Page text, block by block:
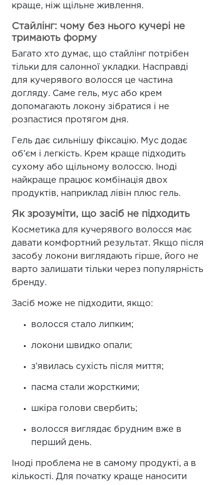
краще, ніж щільне живлення.
Стайлінг: чому без нього кучері не
тримають форму
Багато хто думає, що стайлінг потрібен
тільки для салонної укладки. Насправді
для кучерявого волосся це частина
догляду. Саме гель, мус або крем
допомагають локону зібратися і не
розпастися протягом дня.
Гель дає сильнішу фіксацію. Мус додає
об’єм і легкість. Крем краще підходить
сухому або щільному волоссю. Іноді
найкраще працює комбінація двох
продуктів, наприклад лівін плюс гель.
Як зрозуміти, що засіб не підходить
Косметика для кучерявого волосся має
давати комфортний результат. Якщо після
засобу локони виглядають гірше, його не
варто залишати тільки через популярність
бренду.
Засіб може не підходити, якщо:
волосся стало липким;
локони швидко опали;
з’явилась сухість після миття;
пасма стали жорсткими;
шкіра голови свербить;
волосся виглядає брудним вже в
перший день.
Іноді проблема не в самому продукті, а в
кількості. Для початку краще наносити